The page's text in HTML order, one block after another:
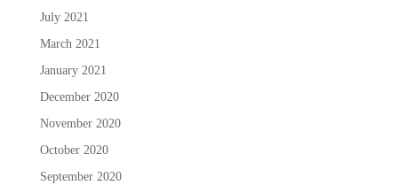
July 2021
March 2021
January 2021
December 2020
November 2020
October 2020
September 2020